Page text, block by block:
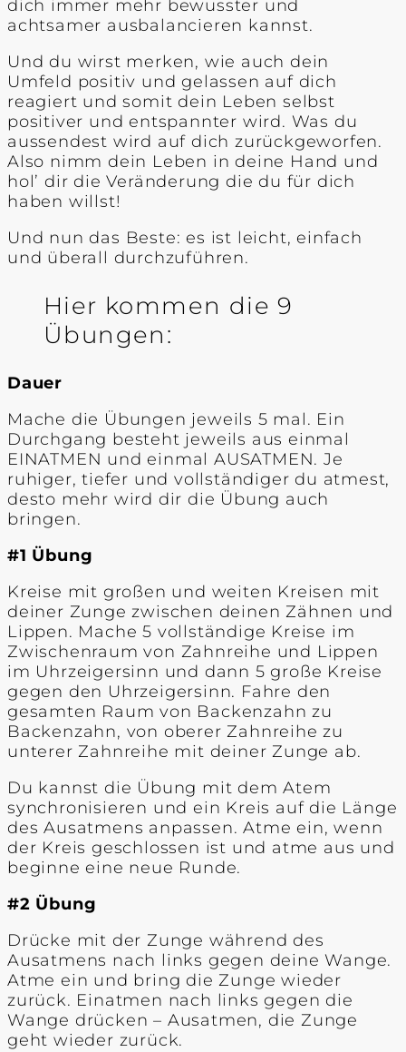
dich immer mehr bewusster und
achtsamer ausbalancieren kannst.
Und du wirst merken, wie auch dein
Umfeld positiv und gelassen auf dich
reagiert und somit dein Leben selbst
positiver und entspannter wird. Was du
aussendest wird auf dich zurückgeworfen.
Also nimm dein Leben in deine Hand und
hol’ dir die Veränderung die du für dich
haben willst!
Und nun das Beste: es ist leicht, einfach
und überall durchzuführen.
Hier kommen die 9
Übungen:
Dauer
Mache die Übungen jeweils 5 mal. Ein
Durchgang besteht jeweils aus einmal
EINATMEN und einmal AUSATMEN. Je
ruhiger, tiefer und vollständiger du atmest,
desto mehr wird dir die Übung auch
bringen.
#1 Übung
Kreise mit großen und weiten Kreisen mit
deiner Zunge zwischen deinen Zähnen und
Lippen. Mache 5 vollständige Kreise im
Zwischenraum von Zahnreihe und Lippen
im Uhrzeigersinn und dann 5 große Kreise
gegen den Uhrzeigersinn. Fahre den
gesamten Raum von Backenzahn zu
Backenzahn, von oberer Zahnreihe zu
unterer Zahnreihe mit deiner Zunge ab.
Du kannst die Übung mit dem Atem
synchronisieren und ein Kreis auf die Länge
des Ausatmens anpassen. Atme ein, wenn
der Kreis geschlossen ist und atme aus und
beginne eine neue Runde.
#2 Übung
Drücke mit der Zunge während des
Ausatmens nach links gegen deine Wange.
Atme ein und bring die Zunge wieder
zurück. Einatmen nach links gegen die
Wange drücken – Ausatmen, die Zunge
geht wieder zurück.